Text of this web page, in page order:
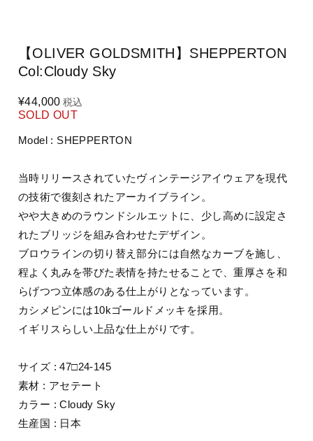
【OLIVER GOLDSMITH】SHEPPERTON
Col:Cloudy Sky
¥44,000 税込
SOLD OUT
Model : SHEPPERTON
当時リリースされていたヴィンテージアイウェアを現代
の技術で復刻されたアーカイブライン。
やや大きめのラウンドシルエットに、少し高めに設定さ
れたブリッジを組み合わせたデザイン。
ブロウラインの切り替え部分には自然なカーブを施し、
程よく丸みを帯びた表情を持たせることで、重厚さを和
らげつつ立体感のある仕上がりとなっています。
カシメピンには10kゴールドメッキを採用。
イギリスらしい上品な仕上がりです。
サイズ : 47□24-145
素材 : アセテート
カラー : Cloudy Sky
生産国 : 日本